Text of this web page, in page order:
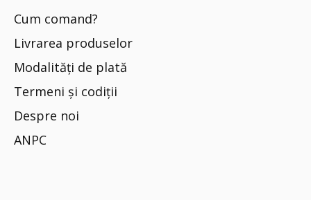
Cum comand?
Livrarea produselor
Modalități de plată
Termeni și codiții
Despre noi
ANPC